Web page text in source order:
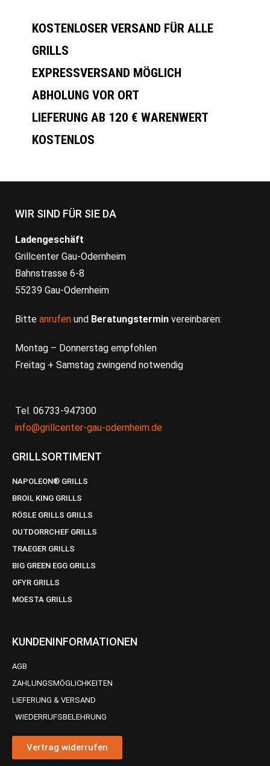
KOSTENLOSER VERSAND FÜR ALLE
GRILLS
EXPRESSVERSAND MÖGLICH
ABHOLUNG VOR ORT
LIEFERUNG AB 120 € WARENWERT
KOSTENLOS
WIR SIND FÜR SIE DA
Ladengeschäft
Grillcenter Gau-Odernheim
Bahnstrasse 6-8
55239 Gau-Odernheim
Bitte anrufen und Beratungstermin vereinbaren:
Montag – Donnerstag empfohlen
Freitag + Samstag zwingend notwendig
Tel. 06733-947300
info@grillcenter-gau-odernheim.de
GRILLSORTIMENT
NAPOLEON® GRILLS
BROIL KING GRILLS
RÖSLE GRILLS GRILLS
OUTDORRCHEF GRILLS
TRAEGER GRILLS
BIG GREEN EGG GRILLS
OFYR GRILLS
MOESTA GRILLS
KUNDENINFORMATIONEN
AGB
ZAHLUNGSMÖGLICHKEITEN
LIEFERUNG & VERSAND
WIEDERRUFSBELEHRUNG
Vertrag widerrufen